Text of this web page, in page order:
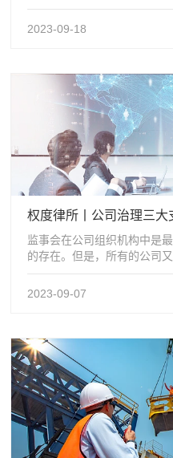
声浪。在医药反腐如火如荼
2023-09-18
监事会在公司组织机构中是
的存在。但是，所有的公司
人百思不得其解的是，《公
2023-09-07